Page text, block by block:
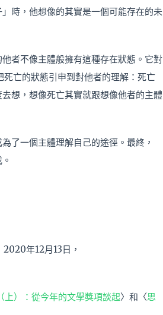
時，他想像的其實是一個可能存在的未
者不像主體般擁有這種存在狀態。它對
死亡的狀態引申到對他者的理解：死亡
想，想像死亡其實就跟想像他者的主體
了一個主體理解自己的途徑。最終，
年12月13日，
上）：從今年的文學獎項談起〉和〈思